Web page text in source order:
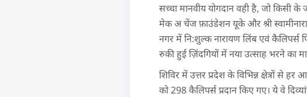
सच्चा मानवीय योगदान वही है, जो किसी
मेक अ चेंज फ़ाउंडेशन यूके और श्री
नगर में नि:शुल्क नारायण लिंब एवं कैलिपर्स
रुकी हुई ज़िंदगियों में नया उत्साह भरने का
शिविर में उत्तर प्रदेश के विभिन्न क्षेत्रों से
को 298 कैलिपर्स प्रदान किए गए। ये वे